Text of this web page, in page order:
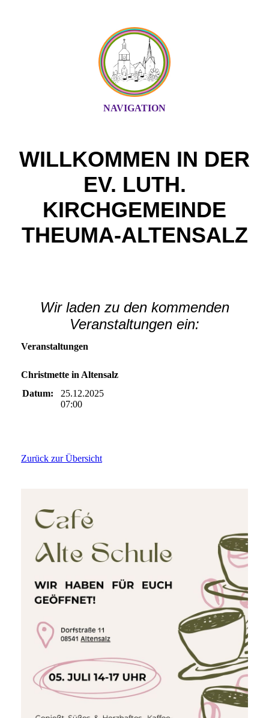
NAVIGATION
WILLKOMMEN IN DER
EV. LUTH.
KIRCHGEMEINDE
THEUMA-ALTENSALZ
Wir laden zu den kommenden
Veranstaltungen ein:
Veranstaltungen
Christmette in Altensalz
Datum:
25.12.2025
07:00
Zurück zur Übersicht